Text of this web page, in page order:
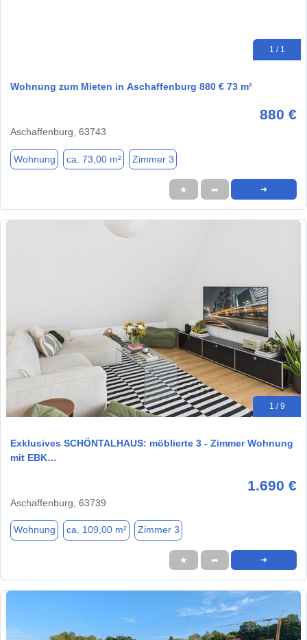
1 / 1
Wohnung zum Mieten in Aschaffenburg 880 € 73 m²
880 €
Aschaffenburg, 63743
Wohnung ca. 73,00 m² Zimmer 3
★ ➦ ➜
1 / 9
Exklusives SCHÖNTALHAUS: möblierte 3 - Zimmer Wohnung
mit EBK…
1.690 €
Aschaffenburg, 63739
Wohnung ca. 109,00 m² Zimmer 3
★ ➦ ➜